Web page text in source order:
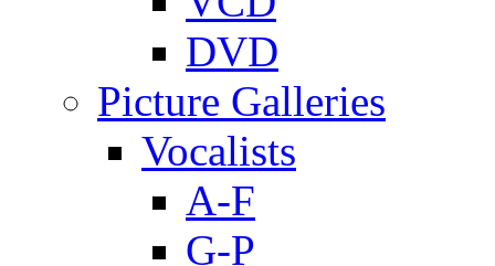
DVD
Picture Galleries
Vocalists
A-F
G-P